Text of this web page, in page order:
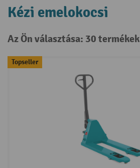
Kézi emelokocsi
Az Ön választása: 30 termékek
Topseller